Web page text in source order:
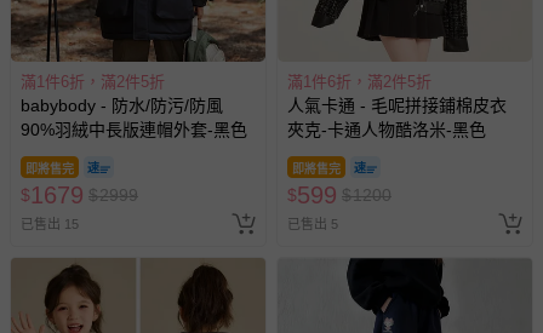
滿1件6折，滿2件5折
babybody - 防水/防污/防風
90%羽絨中長版連帽外套-黑色
即將售完
$1679 $2999
已售出 15
滿1件6折，滿2件5折
人氣卡通 - 毛呢拼接鋪棉皮衣
夾克-卡通人物酷洛米-黑色
即將售完
$599 $1200
已售出 5